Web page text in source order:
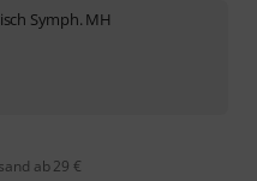
Symph. MH
ab 29 €